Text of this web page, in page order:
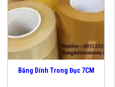
Băng Dính Trong Đục 7CM